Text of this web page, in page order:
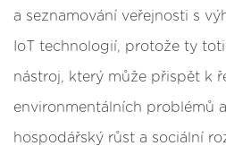
a seznamování veřejnosti s
IoT technologií, protože ty
nástroj, který může přispět k
environmentálních problémů
hospodářský růst a sociální